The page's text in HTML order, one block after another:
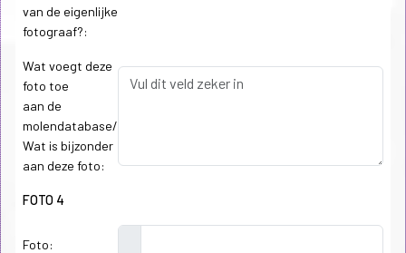
van de eigenlijke
fotograaf?:
Wat voegt deze
foto toe
aan de
molendatabase/
Wat is bijzonder
aan deze foto:
FOTO 4
Foto: